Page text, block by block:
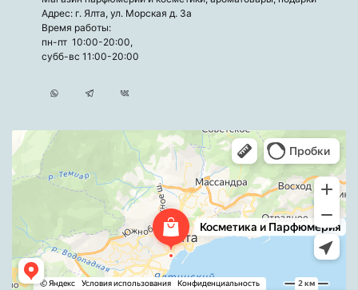
Адрес: г. Ялта, ул. Морская д. 3а
Время работы:
пн-пт 10:00-20:00,
субб-вс 11:00-20:00